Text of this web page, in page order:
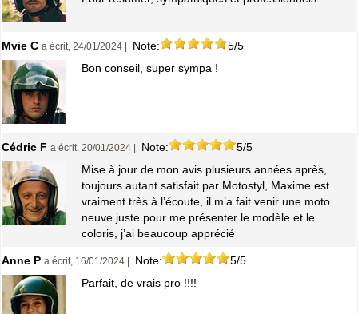
Mvie C a écrit, 24/01/2024 | Note:
5/5
Bon conseil, super sympa !
Cédric F a écrit, 20/01/2024 | Note:
5/5
Mise à jour de mon avis plusieurs années après,
toujours autant satisfait par Motostyl, Maxime est
vraiment très à l’écoute, il m’a fait venir une moto
neuve juste pour me présenter le modèle et le
coloris, j’ai beaucoup apprécié
Anne P a écrit, 16/01/2024 | Note:
5/5
Parfait, de vrais pro !!!!